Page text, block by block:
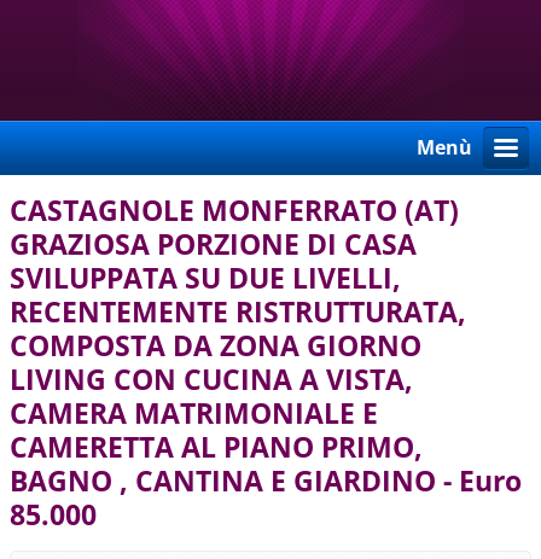
Menù
CASTAGNOLE MONFERRATO (AT)
GRAZIOSA PORZIONE DI CASA
SVILUPPATA SU DUE LIVELLI,
RECENTEMENTE RISTRUTTURATA,
COMPOSTA DA ZONA GIORNO
LIVING CON CUCINA A VISTA,
CAMERA MATRIMONIALE E
CAMERETTA AL PIANO PRIMO,
BAGNO , CANTINA E GIARDINO - Euro
85.000